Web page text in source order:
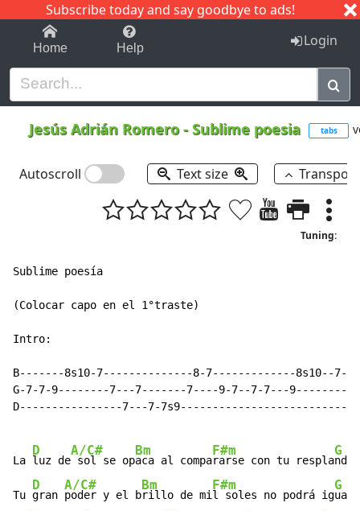
Subscribe today and say goodbye to ads!
1-9 C I J
Home Help Login
Jesús Adrián Romero-Sublime poesia tabs
Autoscroll Text size
Tuning:
Sublime poesía
(Colocar capo en el 1°traste)
Intro:
B-------8s10-7--------------8-7-------------8s10--
G-7-7-9--------7---7-------7----9-7--7-7---9--------
D----------------7---7-7s9----------------------------
La
D
luz de
A/C#
sol se op
Bm
aca al compa
F#m
rarse con tu respla
G
ndor
Tu
D
gran
A/C#
poder y el b
Bm
rillo de mi
F#m
l soles no podrá ig
G